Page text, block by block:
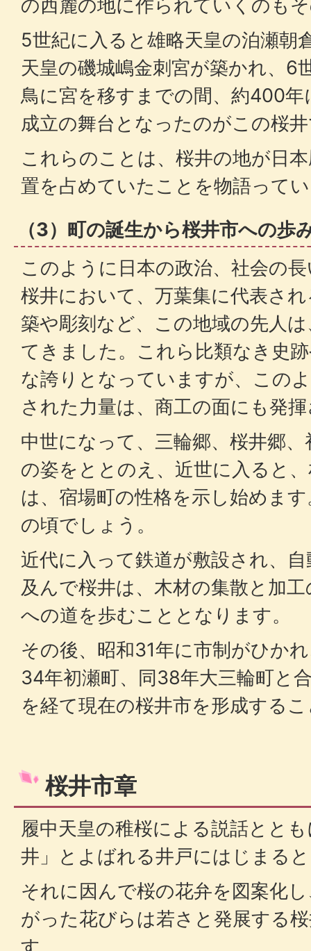
の西麓の地に作られていくのも
5世紀に入ると雄略天皇の泊瀬朝
天皇の磯城嶋金刺宮が築かれ、6
鳥に宮を移すまでの間、約400
成立の舞台となったのがこの桜
これらのことは、桜井の地が日
置を占めていたことを物語って
（3）町の誕生から桜井市への歩
このように日本の政治、社会の
桜井において、万葉集に代表さ
築や彫刻など、この地域の先人
てきました。これら比類なき史
な誇りとなっていますが、この
された力量は、商工の面にも発
中世になって、三輪郷、桜井郷
の姿をととのえ、近世に入ると
は、宿場町の性格を示し始めま
の頃でしょう。
近代に入って鉄道が敷設され、
及んで桜井は、木材の集散と加
への道を歩むこととなります。
その後、昭和31年に市制がひか
34年初瀬町、同38年大三輪町と
を経て現在の桜井市を形成する
桜井市章
履中天皇の稚桜による説話とと
井」とよばれる井戸にはじまる
それに因んで桜の花弁を図案化
がった花びらは若さと発展する